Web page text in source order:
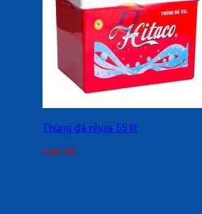
Thùng đá nhựa 55 lít
Liên hệ